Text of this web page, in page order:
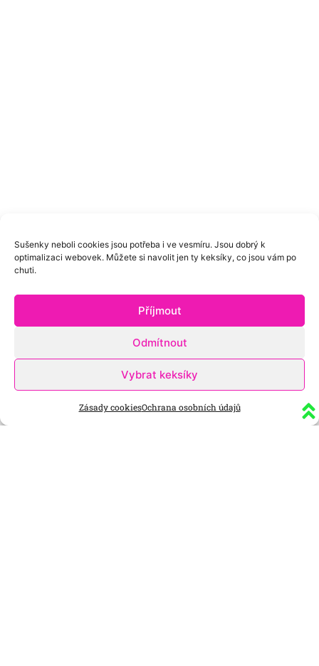
Sušenky neboli cookies jsou potřeba i ve vesmíru. Jsou dobrý k
optimalizaci webovek. Můžete si navolit jen ty keksíky, co jsou vám po
chuti.
Příjmout
Odmítnout
Vybrat keksíky
Zásady cookiesOchrana osobních údajů